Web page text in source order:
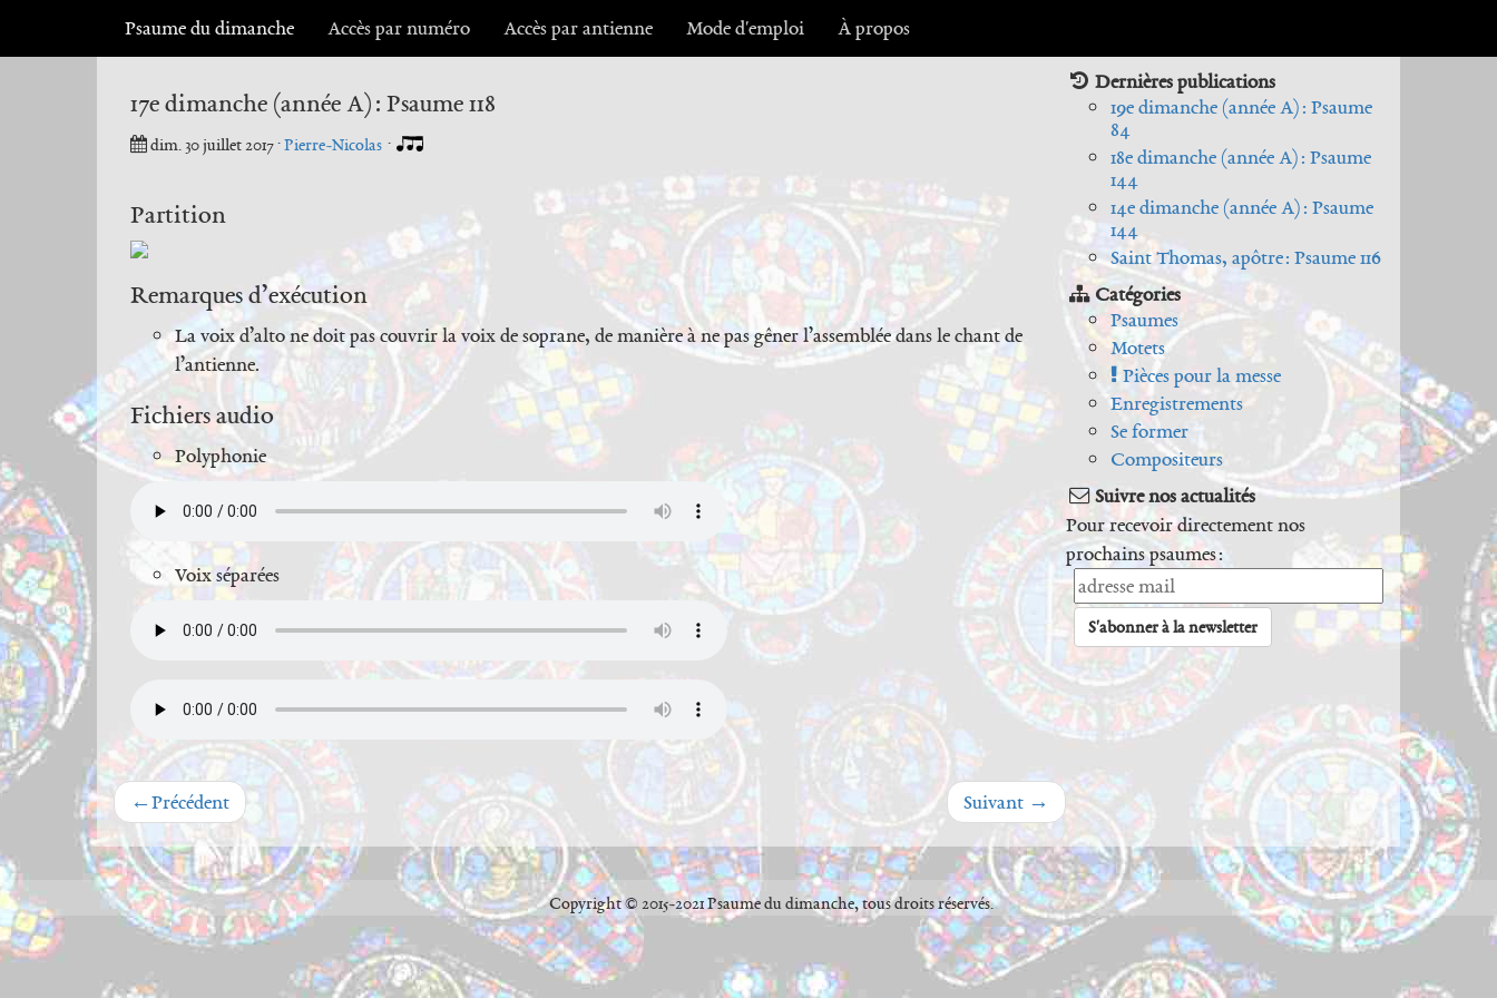
Psaume du dimanche Accès par numéro Accès par antienne Mode d'emploi À propos
17e dimanche (année A) : Psaume 118
dim. 30 juillet 2017·Pierre-Nicolas ·
Partition
Remarques d’exécution
La voix d’alto ne doit pas couvrir la voix de soprane, de manière à ne pas gêner l’assemblée dans le chant de
l’antienne.
Fichiers audio
Polyphonie
Voix séparées
←Précédent Suivant →
Dernières publications
19e dimanche (année A) : Psaume
84
18e dimanche (année A) : Psaume
144
14e dimanche (année A) : Psaume
144
Saint Thomas, apôtre : Psaume 116
Catégories
Psaumes
Motets
Pièces pour la messe
Enregistrements
Se former
Compositeurs
Suivre nos actualités
Pour recevoir directement nos
prochains psaumes :
Copyright © 2015-2021 Psaume du dimanche, tous droits réservés.